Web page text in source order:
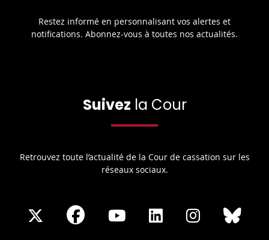
Restez informé en personnalisant vos alertes et
notifications. Abonnez-vous à toutes nos actualités.
Suivez la Cour
Retrouvez toute l’actualité de la Cour de cassation sur les
réseaux sociaux.
ShareShare
Share
Share
Share